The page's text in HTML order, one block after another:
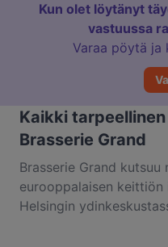
Kun olet löytänyt
vastuussa
Varaa pöytä ja
Kaikki
Brasserie Grand
Brasserie Grand kutsuu
eurooppalaisen
Helsingin